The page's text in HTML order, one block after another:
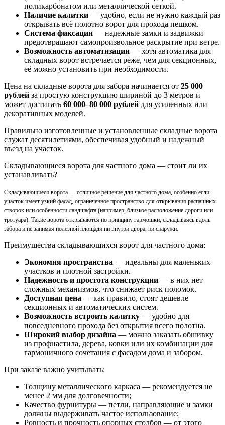
поликарбонатом или металлической сеткой.
Наличие калитки — удобно, если не нужно каждый раз
открывать всё полотно ворот для прохода пешком.
Система фиксации — надежные замки и задвижки
предотвращают самопроизвольное раскрытие при ветре.
Возможность автоматизации — хотя автоматика для
складных ворот встречается реже, чем для секционных,
её можно установить при необходимости.
Цена на складные ворота для забора начинается от 25 000
рублей за простую конструкцию шириной до 3 метров и
может достигать 60 000–80 000 рублей для усиленных или
декоративных моделей.
Правильно изготовленные и установленные складные ворота
служат десятилетиями, обеспечивая удобный и надежный
въезд на участок.
Складывающиеся ворота для частного дома — стоит ли их
устанавливать?
Складывающиеся ворота — отличное решение для частного дома, особенно если
участок имеет узкий фасад, ограниченное пространство для открывания распашных
створок или особенности ландшафта (например, близкое расположение дороги или
тротуара). Такие ворота открываются по принципу гармошки, складываясь вдоль
забора и не занимая полезной площади ни внутри двора, ни снаружи.
Преимущества складывающихся ворот для частного дома:
Экономия пространства — идеальны для маленьких
участков и плотной застройки.
Надежность и простота конструкции — в них нет
сложных механизмов, что снижает риск поломок.
Доступная цена — как правило, стоят дешевле
секционных и автоматических систем.
Возможность встроить калитку — удобно для
повседневного прохода без открытия всего полотна.
Широкий выбор дизайна — можно заказать обшивку
из профнастила, дерева, ковки или их комбинации для
гармоничного сочетания с фасадом дома и забором.
При заказе важно учитывать:
Толщину металлического каркаса — рекомендуется не
менее 2 мм для долговечности;
Качество фурнитуры — петли, направляющие и замки
должны выдерживать частое использование;
Ровность и прочность опорных столбов — от этого